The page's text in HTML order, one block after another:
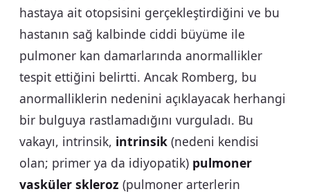
hastaya ait otopsisini gerçekleştirdiğini ve bu
hastanın sağ kalbinde ciddi büyüme ile
pulmoner kan damarlarında anormallikler
tespit ettiğini belirtti. Ancak Romberg, bu
anormalliklerin nedenini açıklayacak herhangi
bir bulguya rastlamadığını vurguladı. Bu
vakayı, intrinsik, intrinsik (nedeni kendisi
olan; primer ya da idiyopatik) pulmoner
vasküler skleroz (pulmoner arterlerin